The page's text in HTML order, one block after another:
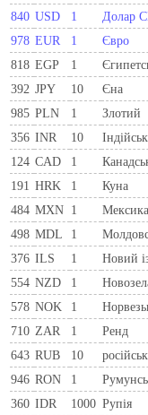
840 USD 1 Долар
978 EUR 1 Євро
818 EGP 1
392 JPY 10 Єна
985 PLN 1 Злотий
356 INR 10
124 CAD 1
191 HRK 1 Куна
484 MXN 1
498 MDL 1
376 ILS 1 Новий
554 NZD 1
578 NOK 1
710 ZAR 1 Ренд
643 RUB 10
946 RON 1
360 IDR 1000 Рупія